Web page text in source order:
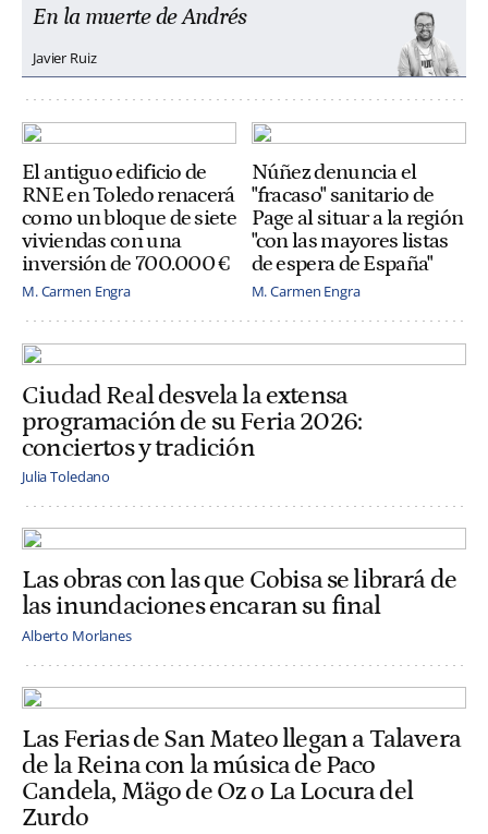
En la muerte de Andrés
Javier Ruiz
El antiguo edificio de
RNE en Toledo renacerá
como un bloque de siete
viviendas con una
inversión de 700.000 €
M. Carmen Engra
Núñez denuncia el
"fracaso" sanitario de
Page al situar a la región
"con las mayores listas
de espera de España"
M. Carmen Engra
Ciudad Real desvela la extensa
programación de su Feria 2026:
conciertos y tradición
Julia Toledano
Las obras con las que Cobisa se librará de
las inundaciones encaran su final
Alberto Morlanes
Las Ferias de San Mateo llegan a Talavera
de la Reina con la música de Paco
Candela, Mägo de Oz o La Locura del
Zurdo